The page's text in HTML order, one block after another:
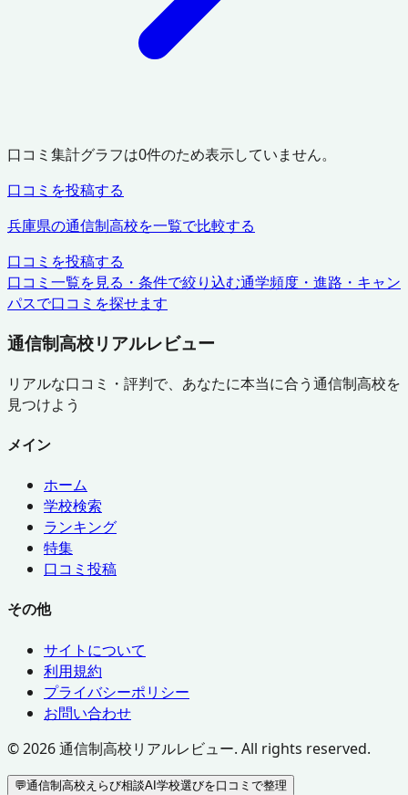
口コミ集計グラフは0件のため表示していません。
口コミを投稿する
兵庫県の通信制高校を一覧で比較する
口コミを投稿する
口コミ一覧を見る・条件で絞り込む通学頻度・進路・キャン
パスで口コミを探せます
通信制高校リアルレビュー
リアルな口コミ・評判で、あなたに本当に合う通信制高校を
見つけよう
メイン
ホーム
学校検索
ランキング
特集
口コミ投稿
その他
サイトについて
利用規約
プライバシーポリシー
お問い合わせ
©2026通信制高校リアルレビュー. All rights reserved.
💬通信制高校えらび相談AI学校選びを口コミで整理